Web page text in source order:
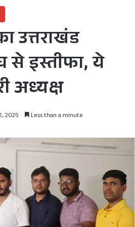
उत्तराखंड
से इस्तीफा, ये
अध्यक्ष
2025 Less than a minute